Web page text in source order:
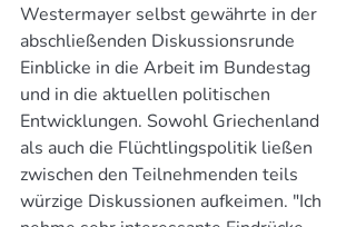
Westermayer selbst gewährte in der
abschließenden Diskussionsrunde
Einblicke in die Arbeit im Bundestag
und in die aktuellen politischen
Entwicklungen. Sowohl Griechenland
als auch die Flüchtlingspolitik ließen
zwischen den Teilnehmenden teils
würzige Diskussionen aufkeimen. "Ich